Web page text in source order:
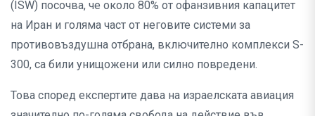
(ISW) посочва, че около 80% от офанзивния капацитет
на Иран и голяма част от неговите системи за
противовъздушна отбрана, включително комплекси S-
300, са били унищожени или силно повредени.
Това според експертите дава на израелската авиация